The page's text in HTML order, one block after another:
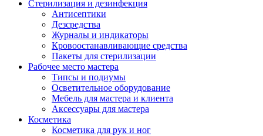
Стерилизация и дезинфекция
Антисептики
Дезсредства
Журналы и индикаторы
Кровоостанавливающие средства
Пакеты для стерилизации
Рабочее место мастера
Типсы и подиумы
Осветительное оборудование
Мебель для мастера и клиента
Аксессуары для мастера
Косметика
Косметика для рук и ног